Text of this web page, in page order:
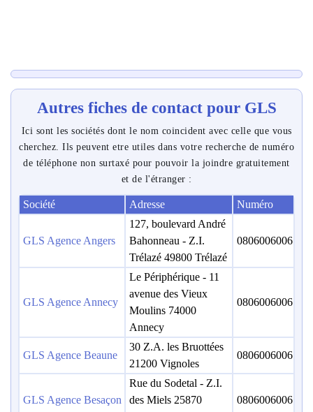
Autres fiches de contact pour GLS
Ici sont les sociétés dont le nom coincident avec celle que vous
cherchez. Ils peuvent etre utiles dans votre recherche de numéro
de téléphone non surtaxé pour pouvoir la joindre gratuitement
et de l'étranger :
Société Adresse Numéro
GLS Agence Angers
127, boulevard André
Bahonneau - Z.I.
Trélazé 49800 Trélazé
0806006006
GLS Agence Annecy
Le Périphérique - 11
avenue des Vieux
Moulins 74000
Annecy
0806006006
GLS Agence Beaune
30 Z.A. les Bruottées
21200 Vignoles
0806006006
GLS Agence Besaçon
Rue du Sodetal - Z.I.
des Miels 25870
0806006006